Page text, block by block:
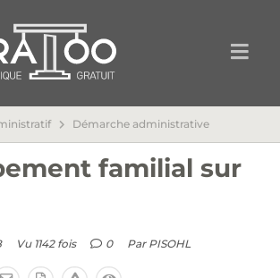
Démarche administrative
familial sur
Vu 1142 fois 0 Par PISOHL